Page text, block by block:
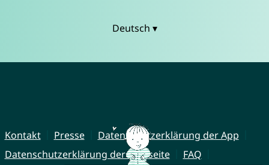
Deutsch ▾
Kontakt Presse
Datenschutzerklärung der App
Datenschutzerklärung der Webseite
FAQ